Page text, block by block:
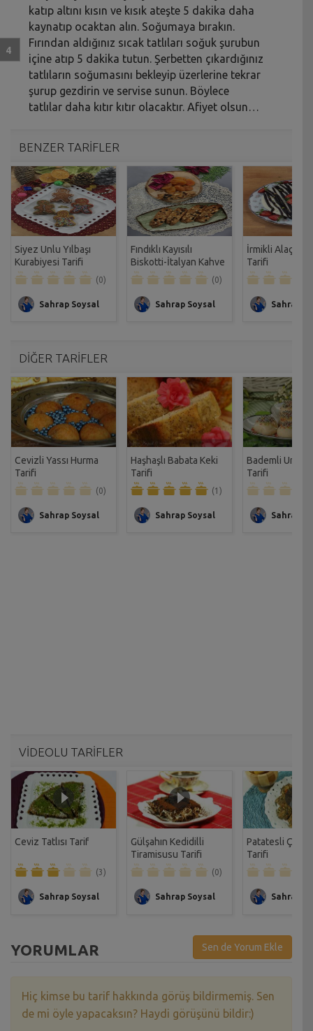
katıp altını kısın ve kısık ateşte 5 dakika daha
kaynatıp ocaktan alın. Soğumaya bırakın.
Fırından aldığınız sıcak tatlıları soğuk şurubun
içine atıp 5 dakika tutun. Şerbetten çıkardığınız
tatlıların soğumasını bekleyip üzerlerine tekrar
şurup gezdirin ve servise sunun. Böylece
tatlılar daha kıtır kıtır olacaktır. Afiyet olsun…
BENZER TARİFLER
Siyez Unlu Yılbaşı
Kurabiyesi Tarifi
(0)
Sahrap Soysal
Fındıklı Kayısılı
Biskotti-İtalyan Kahve
Kurabiyesi Tarifi
(0)
Sahrap Soysal
İrmikli Alaçatı
Tarifi
Sahrap
DİĞER TARİFLER
Cevizli Yassı Hurma
Tarifi
(0)
Sahrap Soysal
Haşhaşlı Babata Keki
Tarifi
(1)
Sahrap Soysal
Bademli Un
Tarifi
Sahrap
VİDEOLU TARİFLER
Ceviz Tatlısı Tarif
(3)
Sahrap Soysal
Gülşahın Kedidilli
Tiramisusu Tarifi
(0)
Sahrap Soysal
Patatesli Çıtır
Tarifi
Sahrap
YORUMLAR Sen de Yorum Ekle
Hiç kimse bu tarif hakkında görüş bildirmemiş. Sen
de mi öyle yapacaksın? Haydi görüşünü bildir:)